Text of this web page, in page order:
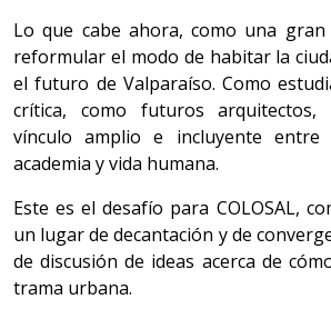
Lo que cabe ahora, como una
reformular el modo de habitar la
el futuro de Valparaíso. Como
crítica, como futuros arquitectos,
vínculo amplio e incluyente entre
academia y vida humana.
Este es el desafío para COLOSAL,
un lugar de decantación y de
de discusión de ideas acerca de
trama urbana.